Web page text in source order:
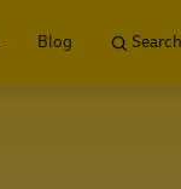
Blog